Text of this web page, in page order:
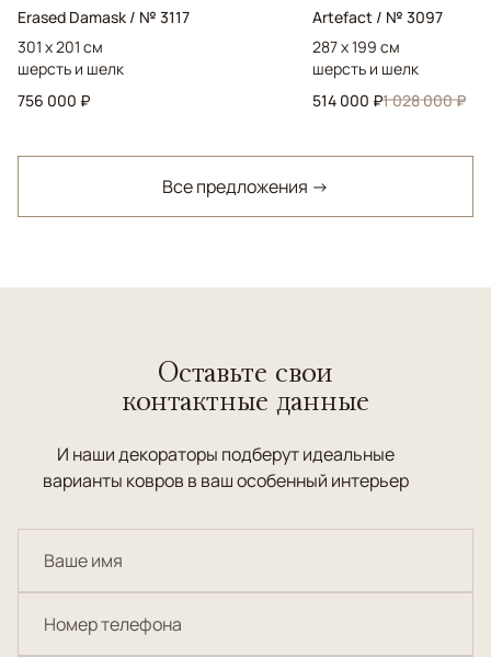
Erased Damask / № 3117
301 x 201 см
шерсть и шелк
756 000 ₽
Artefact / № 3097
287 x 199 см
шерсть и шелк
514 000 ₽1 028 000 ₽
Все предложения →
Оставьте свои
контактные данные
И наши декораторы подберут идеальные
варианты ковров в ваш особенный интерьер